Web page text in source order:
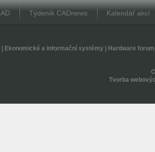
Týdeník CADnews Kalendář akcí
| Ekonomické a informační systémy| Hardware forum
Tvorba